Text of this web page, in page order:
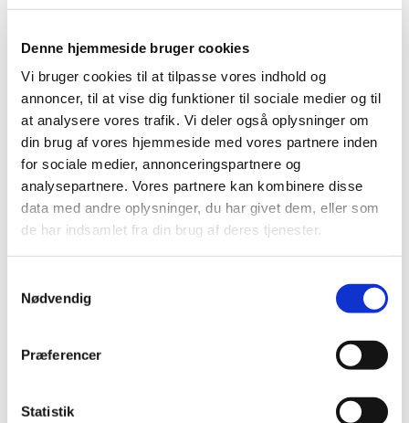
Denne hjemmeside bruger cookies
Vi bruger cookies til at tilpasse vores indhold og
annoncer, til at vise dig funktioner til sociale medier og til
at analysere vores trafik. Vi deler også oplysninger om
din brug af vores hjemmeside med vores partnere inden
for sociale medier, annonceringspartnere og
analysepartnere. Vores partnere kan kombinere disse
data med andre oplysninger, du har givet dem, eller som
de har indsamlet fra din brug af deres tjenester.
Nødvendig
Præferencer
Statistik
Der er musikandagt i Helligaandskirken mandage kl.
12, tirsdage kl. 12, onsdage kl. 15, torsdage kl. 12 og
fredage kl. 12.